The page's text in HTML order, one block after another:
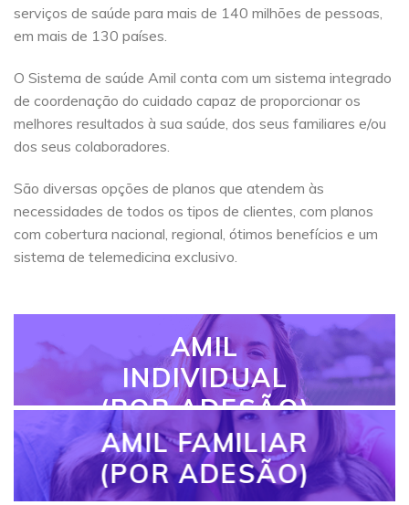
serviços de saúde para mais de 140 milhões de pessoas,
em mais de 130 países.
O Sistema de saúde Amil conta com um sistema integrado
de coordenação do cuidado capaz de proporcionar os
melhores resultados à sua saúde, dos seus familiares e/ou
dos seus colaboradores.
São diversas opções de planos que atendem às
necessidades de todos os tipos de clientes, com planos
com cobertura nacional, regional, ótimos benefícios e um
sistema de telemedicina exclusivo.
AMIL
INDIVIDUAL
(POR ADESÃO)
AMIL FAMILIAR
(POR ADESÃO)